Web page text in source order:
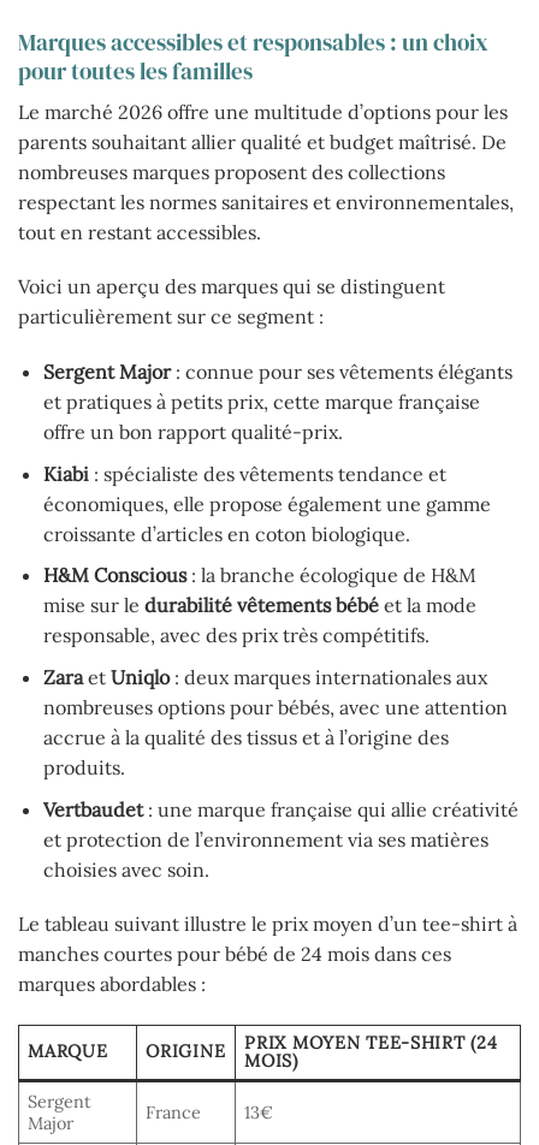
Marques accessibles et responsables : un choix
pour toutes les familles
Le marché 2026 offre une multitude d’options pour les
parents souhaitant allier qualité et budget maîtrisé. De
nombreuses marques proposent des collections
respectant les normes sanitaires et environnementales,
tout en restant accessibles.
Voici un aperçu des marques qui se distinguent
particulièrement sur ce segment :
Sergent Major: connue pour ses vêtements élégants
et pratiques à petits prix, cette marque française
offre un bon rapport qualité-prix.
Kiabi: spécialiste des vêtements tendance et
économiques, elle propose également une gamme
croissante d’articles en coton biologique.
H&M Conscious: la branche écologique de H&M
mise sur le durabilité vêtements bébéet la mode
responsable, avec des prix très compétitifs.
Zaraet Uniqlo: deux marques internationales aux
nombreuses options pour bébés, avec une attention
accrue à la qualité des tissus et à l’origine des
produits.
Vertbaudet: une marque française qui allie créativité
et protection de l’environnement via ses matières
choisies avec soin.
Le tableau suivant illustre le prix moyen d’un tee-shirt à
manches courtes pour bébé de 24 mois dans ces
marques abordables :
MARQUE ORIGINE
PRIX MOYEN TEE-SHIRT (24
MOIS)
Sergent
Major
France 13€